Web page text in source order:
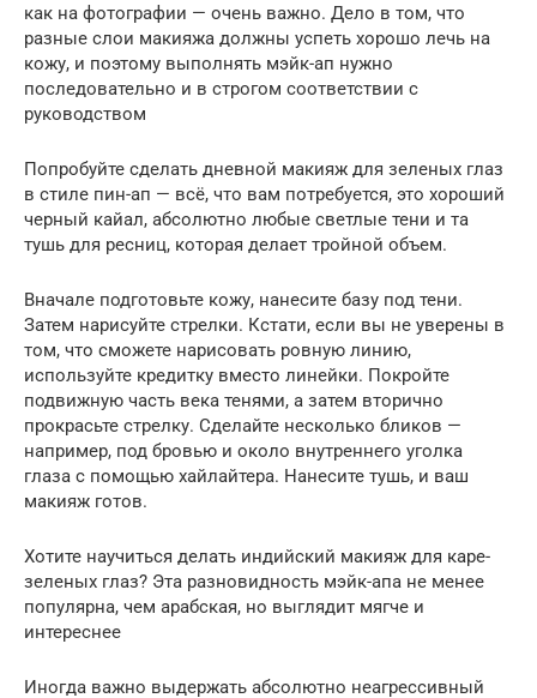
как на фотографии — очень важно. Дело в том, что
разные слои макияжа должны успеть хорошо лечь на
кожу, и поэтому выполнять мэйк-ап нужно
последовательно и в строгом соответствии с
руководством
Попробуйте сделать дневной макияж для зеленых глаз
в стиле пин-ап — всё, что вам потребуется, это хороший
черный кайал, абсолютно любые светлые тени и та
тушь для ресниц, которая делает тройной объем.
Вначале подготовьте кожу, нанесите базу под тени.
Затем нарисуйте стрелки. Кстати, если вы не уверены в
том, что сможете нарисовать ровную линию,
используйте кредитку вместо линейки. Покройте
подвижную часть века тенями, а затем вторично
прокрасьте стрелку. Сделайте несколько бликов —
например, под бровью и около внутреннего уголка
глаза с помощью хайлайтера. Нанесите тушь, и ваш
макияж готов.
Хотите научиться делать индийский макияж для каре-
зеленых глаз? Эта разновидность мэйк-апа не менее
популярна, чем арабская, но выглядит мягче и
интереснее
Иногда важно выдержать абсолютно неагрессивный